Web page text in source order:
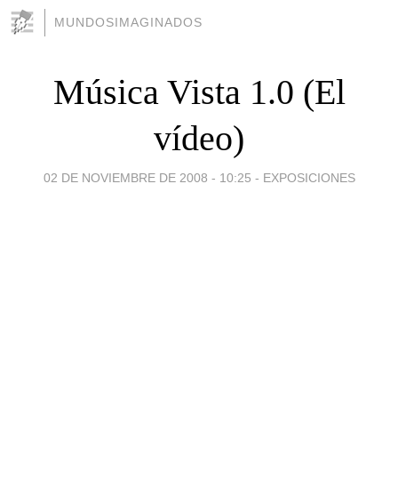
MUNDOSIMAGINADOS
Música Vista 1.0 (El
vídeo)
02 DE NOVIEMBRE DE 2008 - 10:25 - EXPOSICIONES